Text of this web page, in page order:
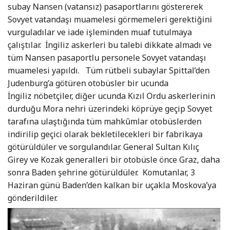
subay Nansen (vatansız) pasaportlarını göstererek
Sovyet vatandaşı muamelesi görmemeleri gerektiğini
vurguladılar ve iade işleminden muaf tutulmaya
çalıştılar. İngiliz askerleri bu talebi dikkate almadı ve
tüm Nansen pasaportlu personele Sovyet vatandaşı
muamelesi yapıldı. Tüm rütbeli subaylar Spittal’den
Judenburg’a götüren otobüsler bir ucunda
İngiliz nöbetçiler, diğer ucunda Kızıl Ordu askerlerinin
durduğu Mora nehri üzerindeki köprüye geçip Sovyet
tarafına ulaştığında tüm mahkûmlar otobüslerden
indirilip geçici olarak bekletilecekleri bir fabrikaya
götürüldüler ve sorgulandılar. General Sultan Kılıç
Girey ve Kozak generalleri bir otobüsle önce Graz, daha
sonra Baden şehrine götürüldüler. Komutanlar, 3
Haziran günü Baden’den kalkan bir uçakla Moskova’ya
gönderildiler.